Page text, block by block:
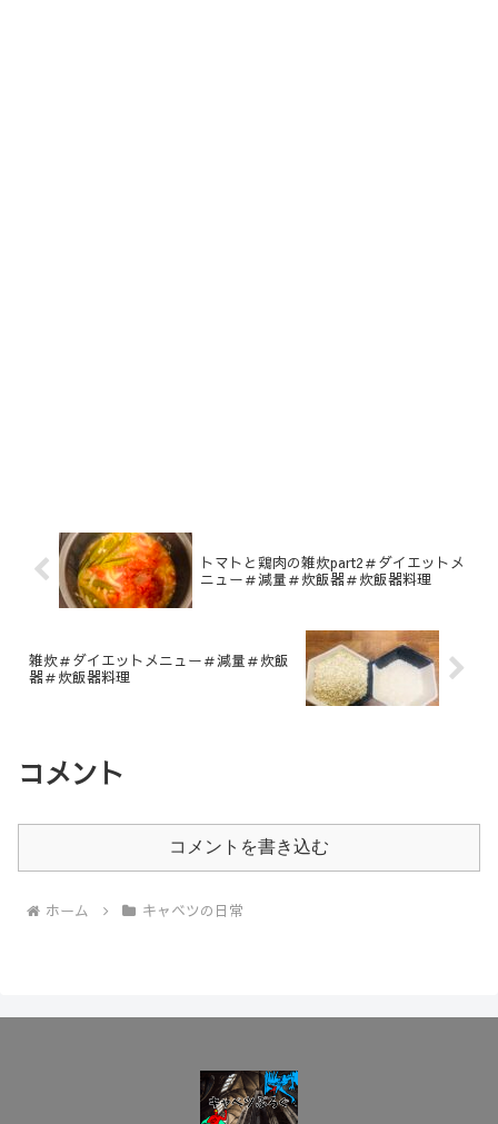
トマトと鶏肉の雑炊part2＃ダイエットメ
ニュー＃減量＃炊飯器＃炊飯器料理
雑炊＃ダイエットメニュー＃減量＃炊飯
器＃炊飯器料理
コメント
コメントを書き込む
ホーム キャベツの日常